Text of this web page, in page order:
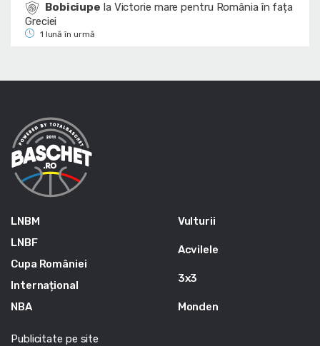
Bobiciupe la Victorie mare pentru România în fața
Greciei
1 lună în urmă
LNBM
LNBF
Cupa României
Internațional
NBA
Vulturii
Acvilele
3x3
Monden
Publicitate pe site